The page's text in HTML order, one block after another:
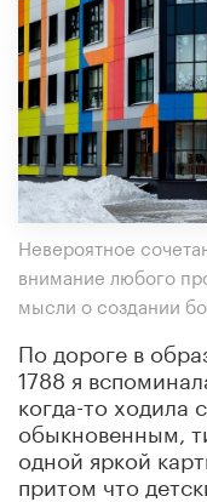
Невероятное
внимание любого
мысли о создании
По дороге в
1788 я
когда-то
обыкновенным,
одной яркой
притом что